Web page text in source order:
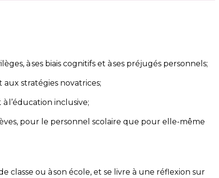
à ses biais cognitifs et à ses préjugés personnels;
stratégies novatrices;
l’éducation inclusive;
pour le personnel scolaire que pour elle-même
classe ou à son école, et se livre à une réflexion sur